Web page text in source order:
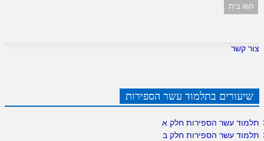
הוא בית
צור קשר
שיעורים בתלמוד עשר הספירות
תלמוד עשר הספירות חלק א
תלמוד עשר הספירות חלק ב